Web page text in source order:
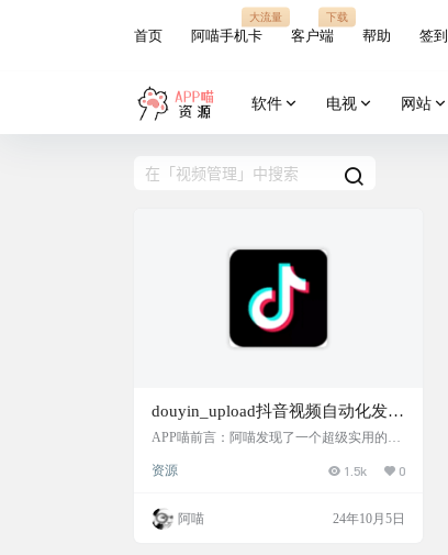
首页 阿喵手机卡
大流量
客户端
下载
帮助 签到
软件 电视 网站
douyin_upload抖音视频自动化发布
工具：一键批量上传，提升内容管
上传脚本
APP喵前言：阿喵发现了一个超级实用的工
小伙伴。这个工具叫做抖音自动发布助手，
上传的麻烦。使用起来也很简单，你只需要
按照说明准备好视频文件，配置好视频的标
资源 1.5k 0
阿喵 24年10月5日